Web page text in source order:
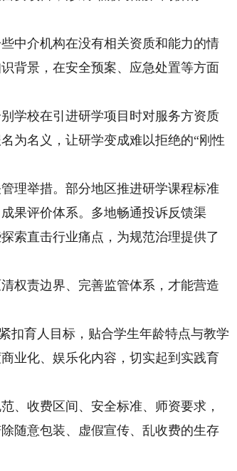
介机构在没有相关资质和能力的情
背景，在安全预案、应急处置等方面
校在引进研学项目时对服务方资质
为名义，让研学变成难以拒绝的“刚性
举措。部分地区推进研学课程标准
果评价体系。多地畅通投诉反馈渠
索直击行业痛点，为规范治理提供了
责边界、完善监管体系，才能营造
育人目标，贴合学生年龄特点与教学
业化、娱乐化内容，切实起到实践育
收费区间、安全标准、师资要求，
随意包装、虚假宣传、乱收费的生存